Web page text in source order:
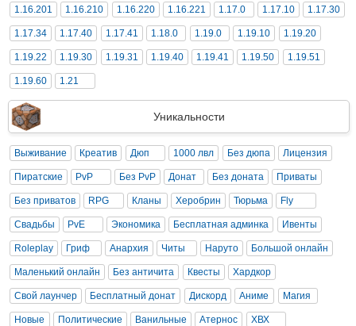
1.16.201 1.16.210 1.16.220 1.16.221 1.17.0 1.17.10 1.17.30
1.17.34 1.17.40 1.17.41 1.18.0 1.19.0 1.19.10 1.19.20
1.19.22 1.19.30 1.19.31 1.19.40 1.19.41 1.19.50 1.19.51
1.19.60 1.21
Уникальности
Выживание Креатив Дюп 1000 лвл Без дюпа Лицензия
Пиратские PvP Без PvP Донат Без доната Приваты
Без приватов RPG Кланы Херобрин Тюрьма Fly
Свадьбы PvE Экономика Бесплатная админка Ивенты
Roleplay Гриф Анархия Читы Наруто Большой онлайн
Маленький онлайн Без античита Квесты Хардкор
Свой лаунчер Бесплатный донат Дискорд Аниме Магия
Новые Политические Ванильные Атернос ХВХ